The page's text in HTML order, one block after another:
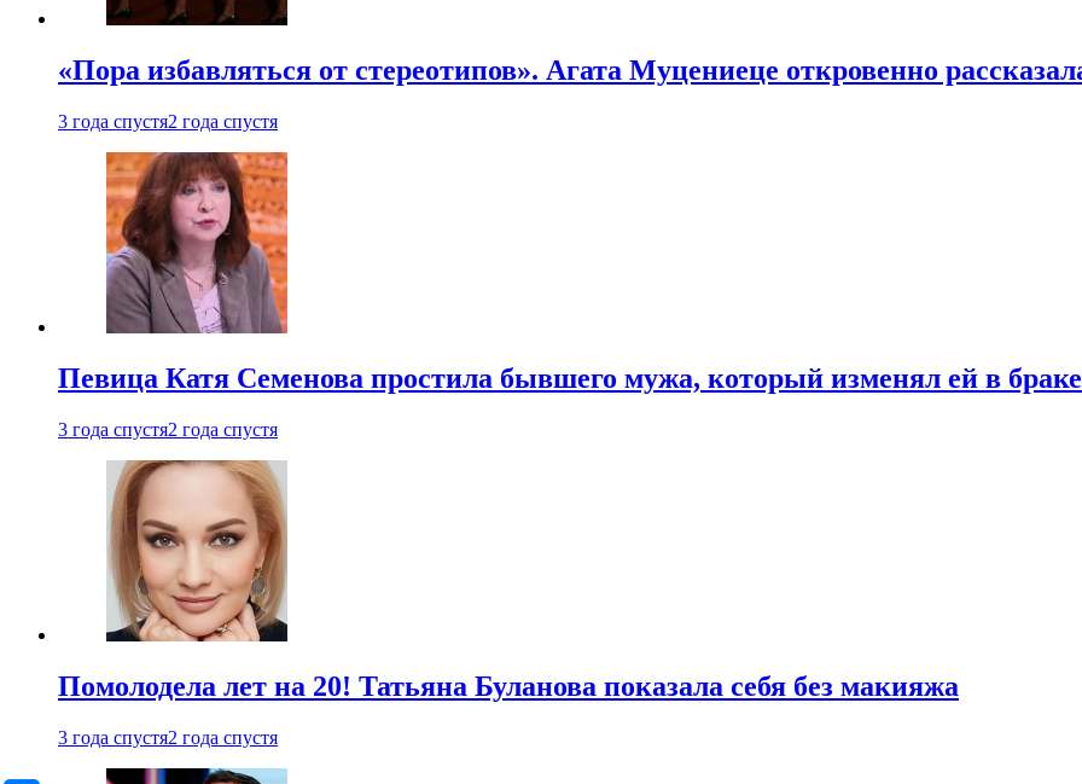
«Пора избавляться от стереотипов». Агата Муцениеце откровенно
3 года спустя2 года спустя
Певица Катя Семенова простила бывшего мужа, который изменял ей в браке
3 года спустя2 года спустя
Помолодела лет на 20! Татьяна Буланова показала себя без макияжа
3 года спустя2 года спустя